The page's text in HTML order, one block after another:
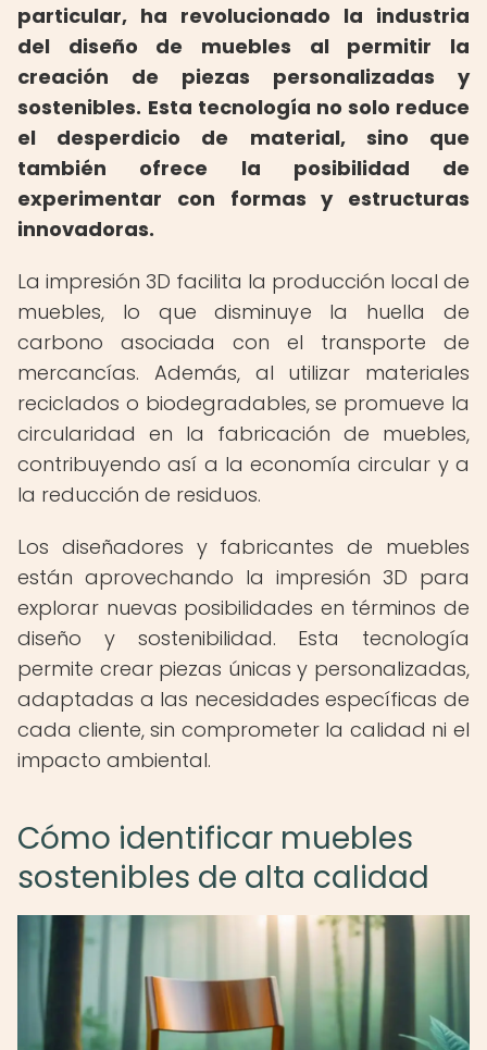
particular, ha revolucionado la industria
del diseño de muebles al permitir la
creación de piezas personalizadas y
sostenibles. Esta tecnología no solo reduce
el desperdicio de material, sino que
también ofrece la posibilidad de
experimentar con formas y estructuras
innovadoras.
La impresión 3D facilita la producción local de
muebles, lo que disminuye la huella de
carbono asociada con el transporte de
mercancías. Además, al utilizar materiales
reciclados o biodegradables, se promueve la
circularidad en la fabricación de muebles,
contribuyendo así a la economía circular y a
la reducción de residuos.
Los diseñadores y fabricantes de muebles
están aprovechando la impresión 3D para
explorar nuevas posibilidades en términos de
diseño y sostenibilidad. Esta tecnología
permite crear piezas únicas y personalizadas,
adaptadas a las necesidades específicas de
cada cliente, sin comprometer la calidad ni el
impacto ambiental.
Cómo identificar muebles
sostenibles de alta calidad